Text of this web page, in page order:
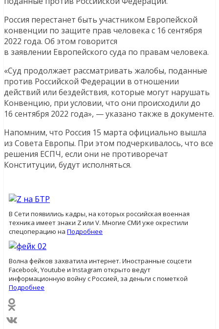
Россия перестанет быть участником Европейской
конвенции по защите прав человека с 16 сентября
2022 года. Об этом говорится
в заявлении Европейского суда по правам человека.
«Суд продолжает рассматривать жалобы, поданные
против Российской Федерации в отношении
действий или бездействия, которые могут нарушать
Конвенцию, при условии, что они происходили до
16 сентября 2022 года», — указано также в документе.
Напомним, что Россия 15 марта официально вышла
из Совета Европы. При этом подчеркивалось, что все
решения ЕСПЧ, если они не противоречат
Конституции, будут исполняться.
В Сети появились кадры, на которых российская военная
техника имеет знаки Z или V. Многие СМИ уже окрестили
спецоперацию на Подробнее
Волна фейков захватила интернет. Иностранные соцсети
Facebook, Youtube и Instagram открыто ведут
информационную войну с Россией, за деньги с пометкой
Подробнее
Odnoklassniki